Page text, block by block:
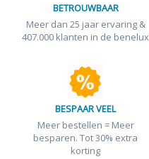
BETROUWBAAR
Meer dan 25 jaar ervaring &
407.000 klanten in de benelux
BESPAAR VEEL
Meer bestellen = Meer
besparen. Tot 30% extra
korting